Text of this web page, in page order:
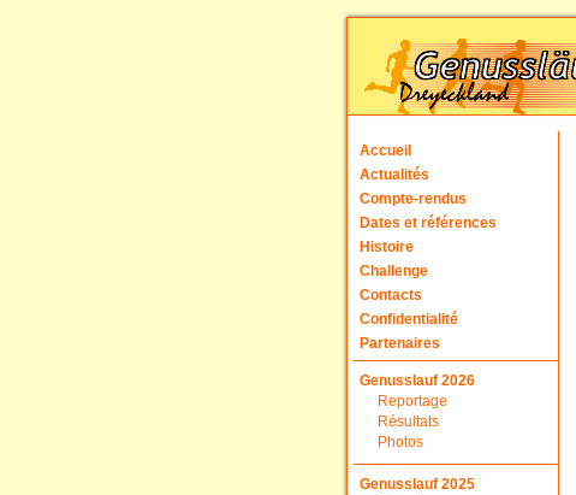
Accueil
Actualités
Compte-rendus
Dates et références
Histoire
Challenge
Contacts
Confidentialité
Partenaires
Genusslauf 2026
Reportage
Résultats
Photos
Genusslauf 2025